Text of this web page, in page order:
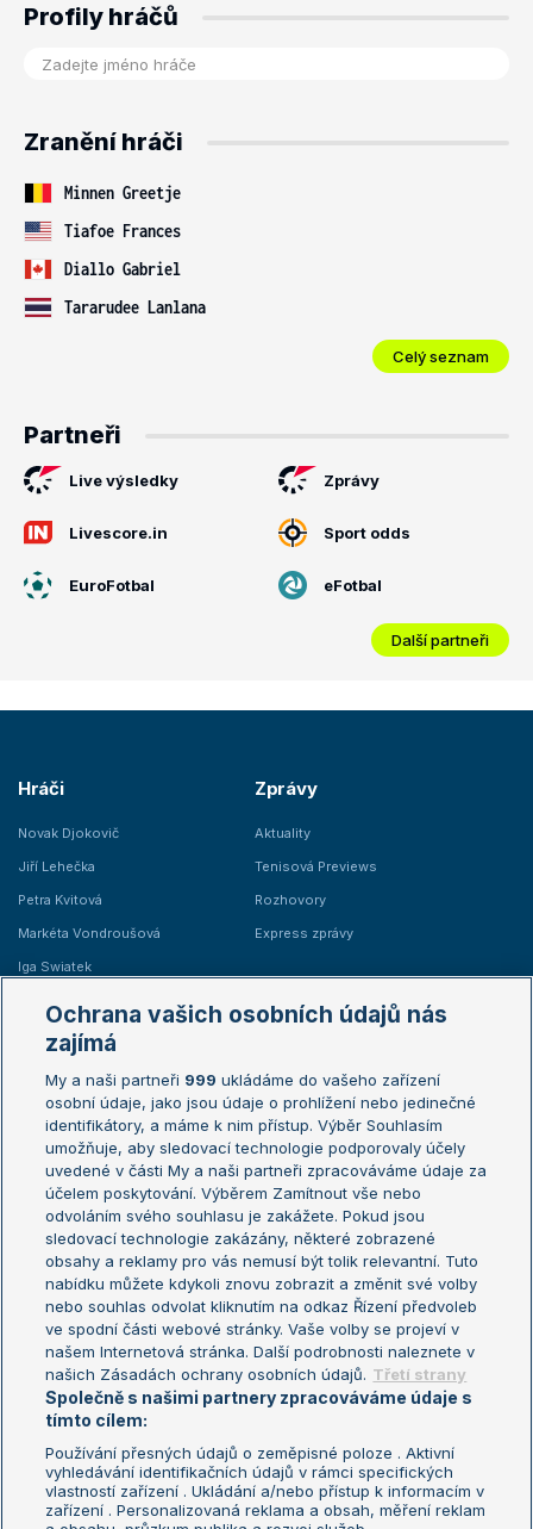
Profily hráčů
Zranění hráči
Minnen Greetje
Tiafoe Frances
Diallo Gabriel
Tararudee Lanlana
Celý seznam
Partneři
Live výsledky Zprávy
Livescore.in Sport odds
EuroFotbal eFotbal
Další partneři
Hráči
Novak Djokovič
Jiří Lehečka
Petra Kvitová
Markéta Vondroušová
Iga Swiatek
Zprávy
Aktuality
Tenisová Previews
Rozhovory
Express zprávy
Žebříčky
Žebříček ATP (muži)
Žebříček WTA (ženy)
Sázkařský žebříček
Australian Open
French Open
Wimbledon
US Open
Turnaj mistrů
Turnaj mistryň
Aktualní trendy
Fotbalové přestupy
Livesport Daily
LS Prague Open
Podmínky užití
Nastavení soukromí
GDPR a žurnalistika
Reklama
Ochrana vašich osobních údajů nás
zajímá
My a naši partneři 999 ukládáme do vašeho zařízení
osobní údaje, jako jsou údaje o prohlížení nebo jedinečné
identifikátory, a máme k nim přístup. Výběr Souhlasím
umožňuje, aby sledovací technologie podporovaly účely
uvedené v části My a naši partneři zpracováváme údaje za
účelem poskytování. Výběrem Zamítnout vše nebo
odvoláním svého souhlasu je zakážete. Pokud jsou
sledovací technologie zakázány, některé zobrazené
obsahy a reklamy pro vás nemusí být tolik relevantní. Tuto
nabídku můžete kdykoli znovu zobrazit a změnit své volby
nebo souhlas odvolat kliknutím na odkaz Řízení předvoleb
ve spodní části webové stránky. Vaše volby se projeví v
našem Internetová stránka. Další podrobnosti naleznete v
našich Zásadách ochrany osobních údajů. Třetí strany
Společně s našimi partnery zpracováváme údaje s
tímto cílem:
Používání přesných údajů o zeměpisné poloze . Aktivní
vyhledávání identifikačních údajů v rámci specifických
vlastností zařízení . Ukládání a/nebo přístup k informacím v
zařízení . Personalizovaná reklama a obsah, měření reklam